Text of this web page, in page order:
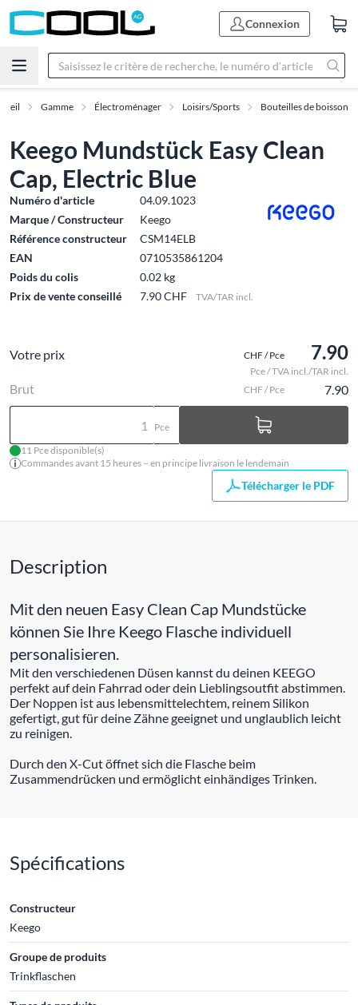
Connexion
Gamme Électroménager Loisirs/Sports Bouteilles de boisson
Keego Mundstück Easy Clean
Cap, Electric Blue
Numéro d'article
04.09.1023
Marque / Constructeur
Keego
Référence constructeur
CSM14ELB
EAN
0710535861204
Poids du colis
0.02 kg
Prix de vente conseillé
7.90 CHF TVA/TAR incl.
Votre prix CHF / Pce 7.90
Pce / TVA incl./TAR incl.
Brut CHF / Pce 7.90
Pce
11 Pce disponible(s)
Commandes avant 15 heures – en principe livraison le lendemain
Télécharger le PDF
Description
Mit den neuen Easy Clean Cap Mundstücke
können Sie Ihre Keego Flasche individuell
personalisieren.
Mit den verschiedenen Düsen kannst du deinen KEEGO
perfekt auf dein Fahrrad oder dein Lieblingsoutfit abstimmen.
Der Noppen ist aus lebensmittelechtem, reinem Silikon
gefertigt, gut für deine Zähne geeignet und unglaublich leicht
zu reinigen.
Durch den X-Cut öffnet sich die Flasche beim
Zusammendrücken und ermöglicht einhändiges Trinken.
Spécifications
Constructeur
Keego
Groupe de produits
Trinkflaschen